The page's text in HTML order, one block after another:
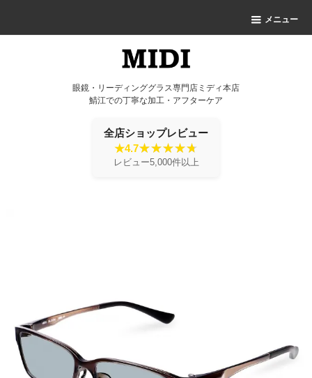
メニュー
眼鏡・リーディンググラス専門店ミディ本店
鯖江での丁寧な加工・アフターケア
全店ショップレビュー
★4.7
レビュー5,000件以上